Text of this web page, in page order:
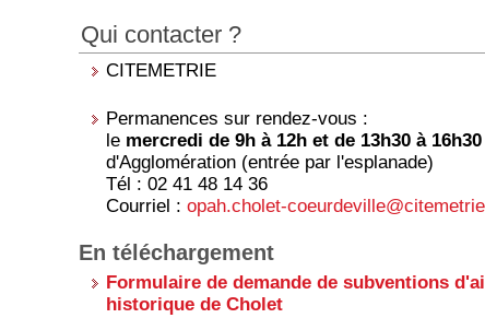
Qui contacter ?
CITEMETRIE
Permanences sur rendez-vous :
le mercredi de 9h à 12h et de 13h30 à 16h30
d'Agglomération (entrée par l'esplanade)
Tél : 02 41 48 14 36
Courriel : opah.cholet-
En téléchargement
Formulaire de demande de subventions
historique de Cholet